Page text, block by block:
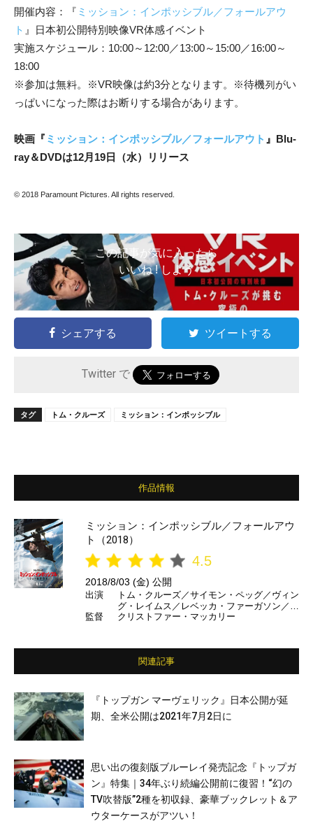
開催内容：『 ミッション：インポッシブル／フォールアウ
ト 』日本初公開特別映像VR体感イベント
実施スケジュール：10:00～12:00／13:00～15:00／16:00～
18:00
※参加は無料。※VR映像は約3分となります。※待機列がい
っぱいになった際はお断りする場合があります。
映画『 ミッション：インポッシブル／フォールアウト 』Blu-
ray＆DVDは12月19日（水）リリース
© 2018 Paramount Pictures. All rights reserved.
この記事が気に入ったら
いいね ! しよう
シェアする ツイートする
Twitter で
タグ トム・クルーズ ミッション：インポッシブル
作品情報
ミッション：インポッシブル／フォールアウ
ト（2018）
4.5
2018/8/03 (金) 公開
出演
トム・クルーズ／サイモン・ペッグ／ヴィン
グ・レイムス／レベッカ・ファーガソン／ア
レック・ボールドウィン／ミシェル・モナハ
ット ほか （日本語吹き替え）森川智之／
根本泰彦／手塚秀彰／甲斐田裕子／岡寛恵／
中尾隆聖／田中正彦／DAIGO／広瀬アリ
監督 クリストファー・マッカリー
関連記事
『トップガン マーヴェリック』日本公開が延
期、全米公開は2021年7月2日に
思い出の復刻版ブルーレイ発売記念『トップガ
ン』特集｜34年ぶり続編公開前に復習！“幻の
TV吹替版”2種を初収録、豪華ブックレット＆ア
ウターケースがアツい！